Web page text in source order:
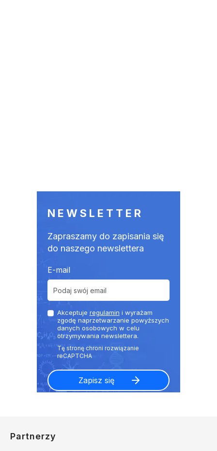
NEWSLETTER
Zapraszamy do zapisania się
do naszego newslettera
E-mail
Akceptuje regulamin i wyrażam
zgodę naprzetwarzanie powyższych
danych osobowych w celu
otrzymywania newslettera.
Partnerzy